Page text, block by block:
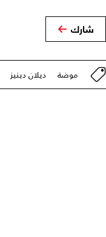
شارك
موضة ديلان دينيز